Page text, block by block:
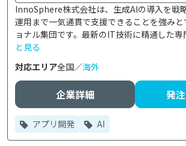
InnoSphere株式会社は、生成AIの導入を戦
運用まで一気通貫で支援できることを強み
ョナル集団です。最新のIT技術に精通した専
と見る
対応エリア全国／海外
企業詳細 発
アプリ開発 AI